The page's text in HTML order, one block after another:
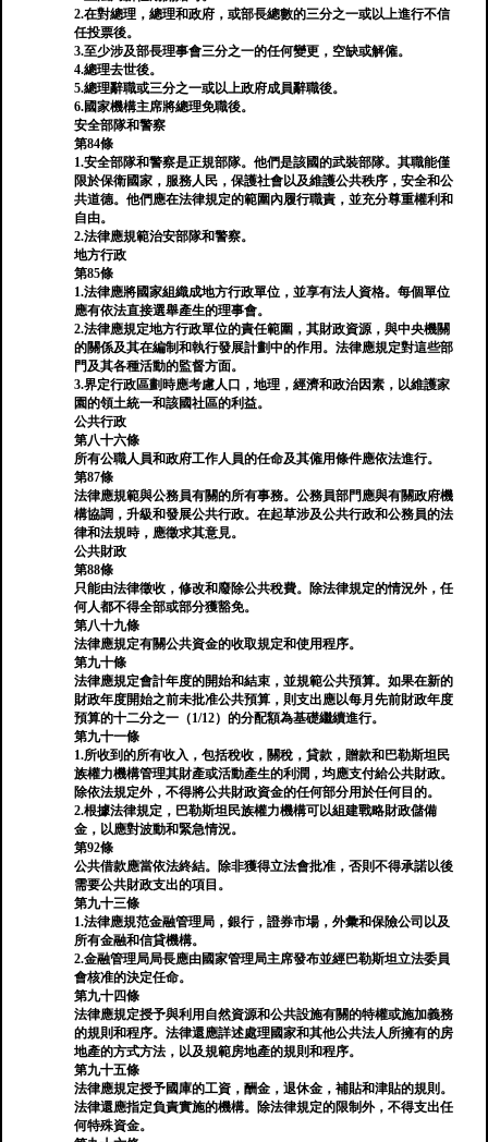
2.在對總理，總理和政府，或部長總數的三分之一或以上進行不信
任投票後。
3.至少涉及部長理事會三分之一的任何變更，空缺或解僱。
4.總理去世後。
5.總理辭職或三分之一或以上政府成員辭職後。
6.國家機構主席將總理免職後。
安全部隊和警察
第84條
1.安全部隊和警察是正規部隊。他們是該國的武裝部隊。其職能僅
限於保衛國家，服務人民，保護社會以及維護公共秩序，安全和公
共道德。他們應在法律規定的範圍內履行職責，並充分尊重權利和
自由。
2.法律應規範治安部隊和警察。
地方行政
第85條
1.法律應將國家組織成地方行政單位，並享有法人資格。每個單位
應有依法直接選舉產生的理事會。
2.法律應規定地方行政單位的責任範圍，其財政資源，與中央機關
的關係及其在編制和執行發展計劃中的作用。法律應規定對這些部
門及其各種活動的監督方面。
3.界定行政區劃時應考慮人口，地理，經濟和政治因素，以維護家
園的領土統一和該國社區的利益。
公共行政
第八十六條
所有公職人員和政府工作人員的任命及其僱用條件應依法進行。
第87條
法律應規範與公務員有關的所有事務。公務員部門應與有關政府機
構協調，升級和發展公共行政。在起草涉及公共行政和公務員的法
律和法規時，應徵求其意見。
公共財政
第88條
只能由法律徵收，修改和廢除公共稅費。除法律規定的情況外，任
何人都不得全部或部分獲豁免。
第八十九條
法律應規定有關公共資金的收取規定和使用程序。
第九十條
法律應規定會計年度的開始和結束，並規範公共預算。如果在新的
財政年度開始之前未批准公共預算，則支出應以每月先前財政年度
預算的十二分之一（1/12）的分配額為基礎繼續進行。
第九十一條
1.所收到的所有收入，包括稅收，關稅，貸款，贈款和巴勒斯坦民
族權力機構管理其財產或活動產生的利潤，均應支付給公共財政。
除依法規定外，不得將公共財政資金的任何部分用於任何目的。
2.根據法律規定，巴勒斯坦民族權力機構可以組建戰略財政儲備
金，以應對波動和緊急情況。
第92條
公共借款應當依法終結。除非獲得立法會批准，否則不得承諾以後
需要公共財政支出的項目。
第九十三條
1.法律應規范金融管理局，銀行，證券市場，外彙和保險公司以及
所有金融和信貸機構。
2.金融管理局局長應由國家管理局主席發布並經巴勒斯坦立法委員
會核准的決定任命。
第九十四條
法律應規定授予與利用自然資源和公共設施有關的特權或施加義務
的規則和程序。法律還應詳述處理國家和其他公共法人所擁有的房
地產的方式方法，以及規範房地產的規則和程序。
第九十五條
法律應規定授予國庫的工資，酬金，退休金，補貼和津貼的規則。
法律還應指定負責實施的機構。除法律規定的限制外，不得支出任
何特殊資金。